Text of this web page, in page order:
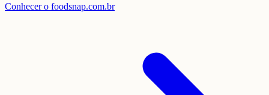
Conhecer o foodsnap.com.br